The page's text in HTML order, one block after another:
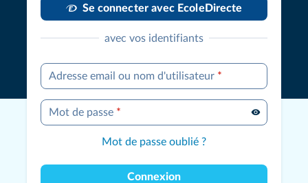
Se connecter avec EcoleDirecte
avec vos identifiants
Adresse email ou nom d'utilisateur *
Mot de passe *
Mot de passe oublié ?
Connexion